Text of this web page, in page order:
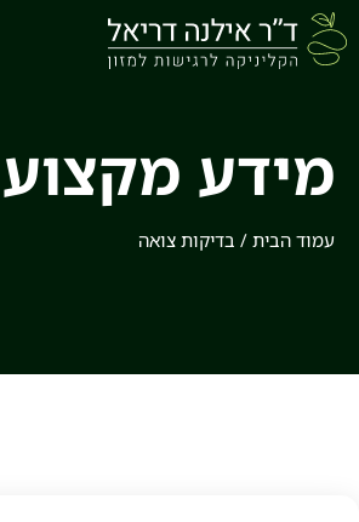
מידע מקצועי
עמוד הבית/בדיקות צואה